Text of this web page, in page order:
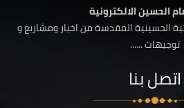
الحسين الالكترونية
الحسينية المقدسة من اخبار ومشاريع و
توجيهات ......
اتصل بنا